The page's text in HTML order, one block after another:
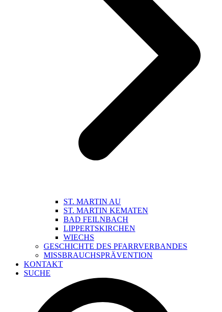
ST. MARTIN AU
ST. MARTIN KEMATEN
BAD FEILNBACH
LIPPERTSKIRCHEN
WIECHS
GESCHICHTE DES PFARRVERBANDES
MISSBRAUCHSPRÄVENTION
KONTAKT
SUCHE